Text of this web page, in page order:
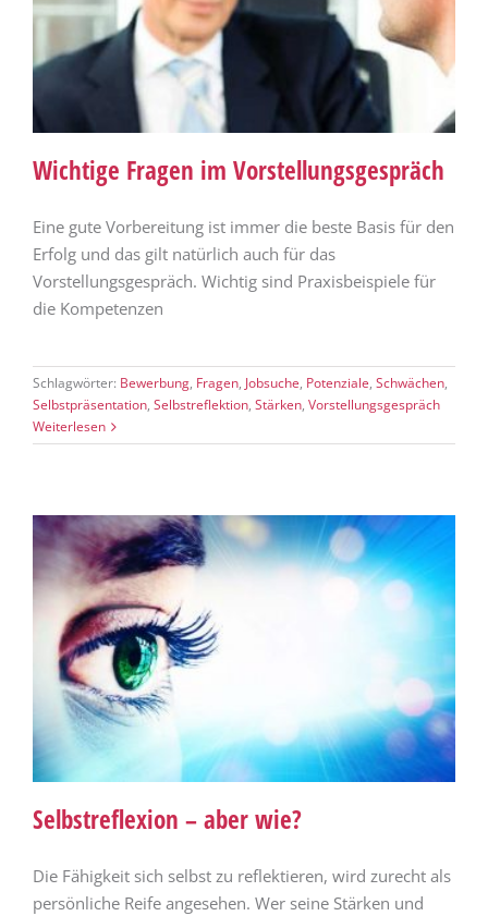
Wichtige Fragen im Vorstellungsgespräch
Eine gute Vorbereitung ist immer die beste Basis für den
Erfolg und das gilt natürlich auch für das
Vorstellungsgespräch. Wichtig sind Praxisbeispiele für
die Kompetenzen
Schlagwörter: Bewerbung, Fragen, Jobsuche, Potenziale, Schwächen,
Selbstpräsentation, Selbstreflektion, Stärken, Vorstellungsgespräch
Weiterlesen
Selbstreflexion – aber wie?
Die Fähigkeit sich selbst zu reflektieren, wird zurecht als
persönliche Reife angesehen. Wer seine Stärken und